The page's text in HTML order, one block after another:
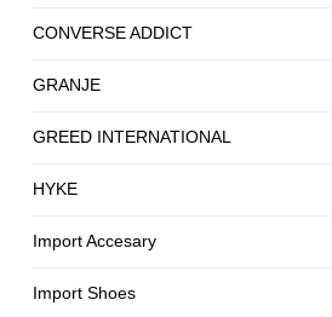
CONVERSE ADDICT
GRANJE
GREED INTERNATIONAL
HYKE
Import Accesary
Import Shoes